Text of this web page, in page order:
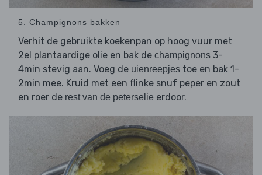
5. Champignons bakken
Verhit de gebruikte koekenpan op hoog vuur met
2el plantaardige olie en bak de champignons 3-
4min stevig aan. Voeg de uienreepjes toe en bak 1-
2min mee. Kruid met een flinke snuf peper en zout
en roer de rest van de peterselie erdoor.